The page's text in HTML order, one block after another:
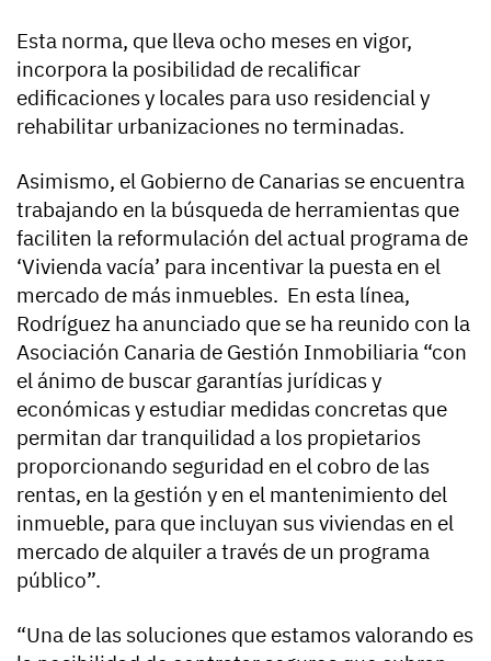
Esta norma, que lleva ocho meses en vigor,
incorpora la posibilidad de recalificar
edificaciones y locales para uso residencial y
rehabilitar urbanizaciones no terminadas.
Asimismo, el Gobierno de Canarias se encuentra
trabajando en la búsqueda de herramientas que
faciliten la reformulación del actual programa de
‘Vivienda vacía’ para incentivar la puesta en el
mercado de más inmuebles. En esta línea,
Rodríguez ha anunciado que se ha reunido con la
Asociación Canaria de Gestión Inmobiliaria “con
el ánimo de buscar garantías jurídicas y
económicas y estudiar medidas concretas que
permitan dar tranquilidad a los propietarios
proporcionando seguridad en el cobro de las
rentas, en la gestión y en el mantenimiento del
inmueble, para que incluyan sus viviendas en el
mercado de alquiler a través de un programa
público”.
“Una de las soluciones que estamos valorando es